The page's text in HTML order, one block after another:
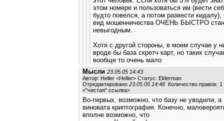
этом номере и пользоваться им (вести
будто повелся, а потом развести кидалу),
вид мошенничества ОЧЕНЬ БЫСТРО
невыгодным.
Хотя с другой стороны, в моем случае у
вроде бы база скретч карт, но таких
вообще то очень мало
Мысли 23.05.05 14:43
Автор: Heller <Heller> Статус: Elderman
Отредактировано 23.05.05 14:46 Количество правок: 1
<"чистая" ссылка>
Во-первых, возможно, что базу не уводили, а
виновата криптография. Конечно,
вполне возможно, что